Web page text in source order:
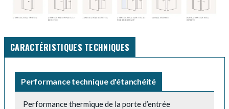
CARACTÉRISTIQUES TECHNIQUES
Performance technique d'étanchéité
Performance thermique de la porte d’entrée